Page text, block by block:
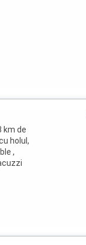
km de
holul,
,